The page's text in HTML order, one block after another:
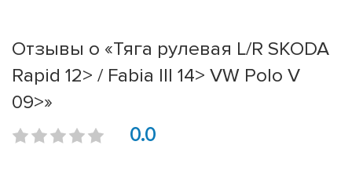
Отзывы о «Тяга рулевая L/R SKODA
Rapid 12> / Fabia III 14> VW Polo V
09>»
0.0